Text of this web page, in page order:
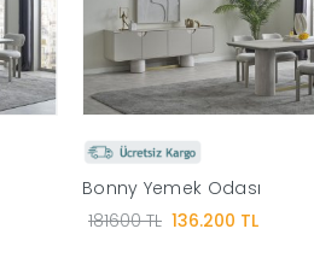
Bonny Yemek Odası
181600 TL 136.200 TL